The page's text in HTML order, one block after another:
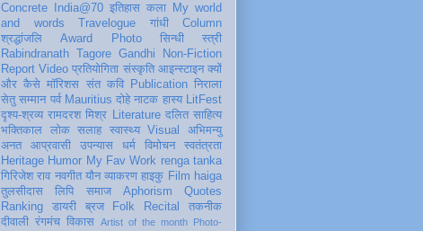
Concrete
India@70 इतिहास कला
My world
and words
Travelogue गांधी
Column
श्रद्धांजलि
Award Photo सिन्धी
स्त्री
Rabindranath Tagore Gandhi
Non-Fiction
Report Video प्रतियोगिता संस्कृति आइन्स्टाइन क्यों
और कैसे मॉरिशस संत कवि Publication निराला
सेतु सम्मान पर्व Mauritius दोहे नाटक हास्य LitFest
दृश्य-श्रव्य रामदरश मिश्र Literature दलित साहित्य
भक्तिकाल
लोक सलाह स्वास्थ्य Visual
अभिमन्यु
अनत
आप्रवासी उपन्यास धर्म विमोचन
स्वतंत्रता
Heritage Humor My Fav Work renga tanka
गिरिजेश राव नवगीत यौन व्याकरण हाइकु Film haiga
तुलसीदास
लिपि समाज Aphorism
Quotes
Ranking
डायरी ब्रज Folk Recital
तकनीक
दीवाली रंगमंच विकास Artist of the month Photo-